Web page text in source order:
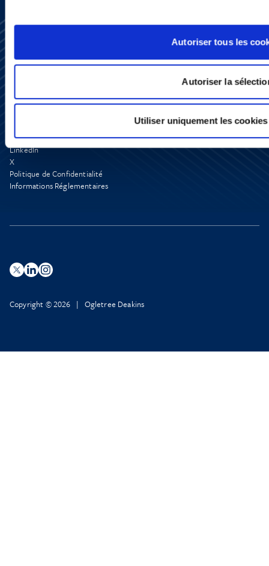
Autoriser tous les
Autoriser la
Utiliser uniquement les
S’abonner
YouTube
LinkedIn
X
Politique de Confidentialité
Informations Réglementaires
Copyright © 2026 | Ogletree Deakins